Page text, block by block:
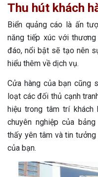
Thu hút khách
Biển quảng cáo là ấn
năng tiếp xúc với
đáo, nổi bật sẽ tạo nên
hiểu thêm về dịch vụ.
Cửa hàng của bạn cũng
loạt các đối thủ cạnh
hiệu trong tâm trí khách
chuyên nghiệp của
thấy yên tâm và tin
của bạn.